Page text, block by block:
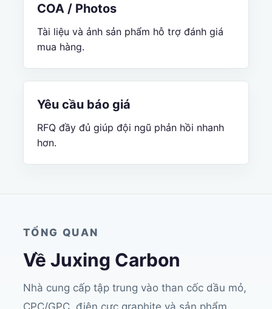
COA / Photos
Tài liệu và ảnh sản phẩm hỗ trợ đánh giá
mua hàng.
Yêu cầu báo giá
RFQ đầy đủ giúp đội ngũ phản hồi nhanh
hơn.
TỔNG QUAN
Về Juxing Carbon
Nhà cung cấp tập trung vào than cốc dầu mỏ,
CPC/GPC, điện cực graphite và sản phẩm